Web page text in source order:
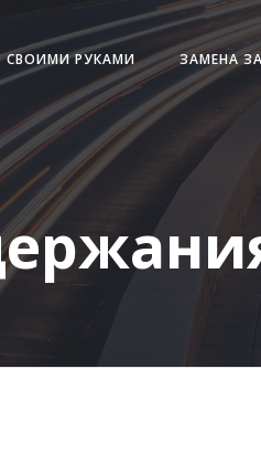
СВОИМИ РУКАМИ ЗАМЕНА